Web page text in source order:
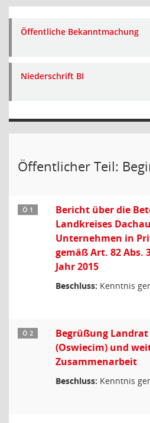
Öffentliche Bekanntmachung
Niederschrift BI
Öffentlicher Teil:
Ö 1
Bericht über die
Landkreises
Unternehmen in
gemäß Art. 82 Abs.
Jahr 2015
Beschluss: Kenntnis
Ö 2
Begrüßung Landrat
(Oswiecim) und
Zusammenarbeit
Beschluss: Kenntnis